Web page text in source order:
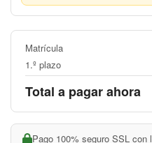
Matrícula
1.º plazo
Total a pagar ahora
Pago 100% seguro SSL con